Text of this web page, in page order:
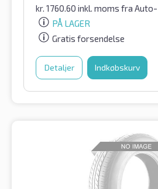
kr. 1760.60 inkl. moms fra Auto-
PÅ LAGER
Gratis forsendelse
Detaljer Indkøbskurv